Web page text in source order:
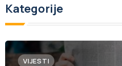
Kategorije
VIJESTI